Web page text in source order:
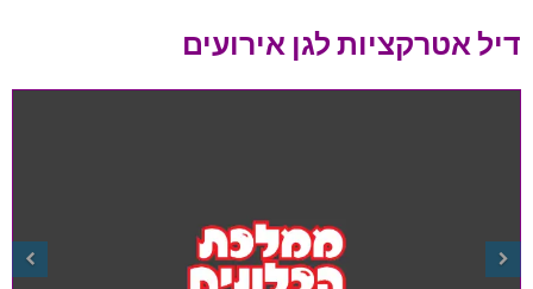
דיל אטרקציות לגן אירועים